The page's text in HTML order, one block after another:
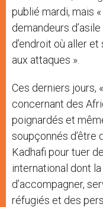
publié mardi, mais
demandeurs
d’endroit où aller
aux attaques ».
Ces derniers jours,
concernant des
poignardés et
soupçonnés d’être
Kadhafi pour tuer
international dont
d’accompagner,
réfugiés et des